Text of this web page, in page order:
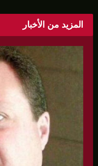
المزيد من الأخبار